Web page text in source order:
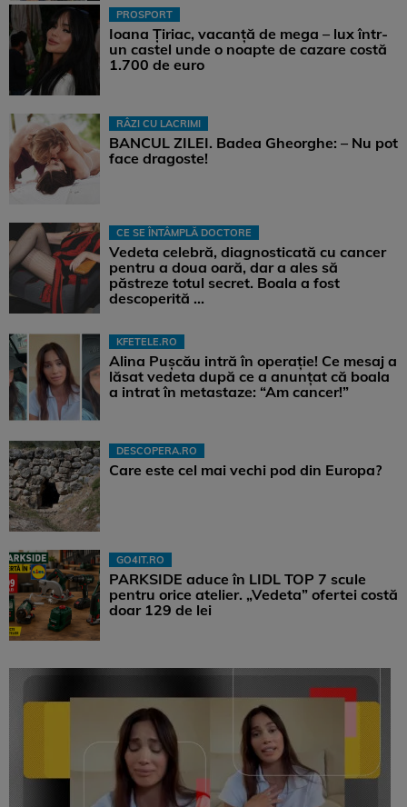
PROSPORT
Ioana Țiriac, vacanță de mega – lux într-
un castel unde o noapte de cazare costă
1.700 de euro
RÂZI CU LACRIMI
BANCUL ZILEI. Badea Gheorghe: – Nu pot
face dragoste!
CE SE ÎNTÂMPLĂ DOCTORE
Vedeta celebră, diagnosticată cu cancer
pentru a doua oară, dar a ales să
păstreze totul secret. Boala a fost
descoperită ...
KFETELE.RO
Alina Pușcău intră în operație! Ce mesaj a
lăsat vedeta după ce a anunțat că boala
a intrat în metastaze: “Am cancer!”
DESCOPERA.RO
Care este cel mai vechi pod din Europa?
GO4IT.RO
PARKSIDE aduce în LIDL TOP 7 scule
pentru orice atelier. „Vedeta” ofertei costă
doar 129 de lei